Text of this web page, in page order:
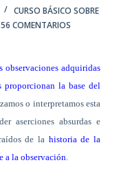
CURSO BÁSICO SOBRE
56 COMENTARIOS
observaciones adquiridas
la base del
o interpretamos esta
aserciones absurdas e
de la historia de la
a la observación